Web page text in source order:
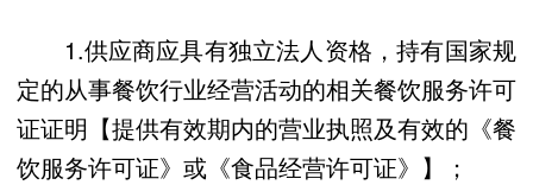
1.供应商应具有独立法人资格，持有国家规
定的从事餐饮行业经营活动的相关餐饮服务许可
证证明【提供有效期内的营业执照及有效的《餐
饮服务许可证》或《食品经营许可证》】；